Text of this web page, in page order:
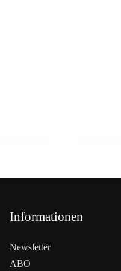
Informationen
Newsletter
ABO